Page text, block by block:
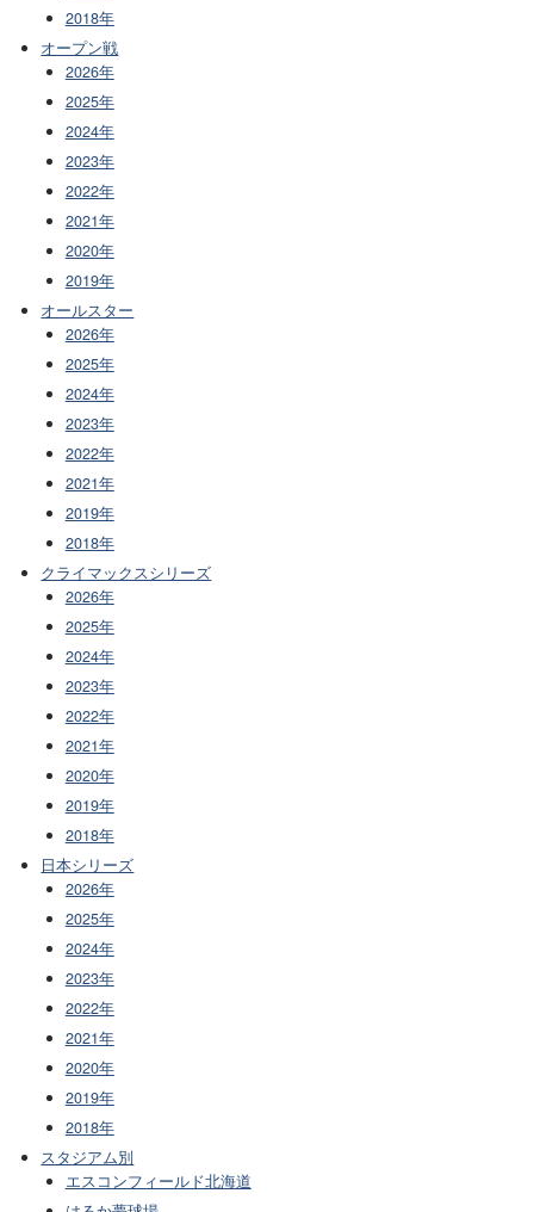
2018年
オープン戦
2026年
2025年
2024年
2023年
2022年
2021年
2020年
2019年
オールスター
2026年
2025年
2024年
2023年
2022年
2021年
2019年
2018年
クライマックスシリーズ
2026年
2025年
2024年
2023年
2022年
2021年
2020年
2019年
2018年
日本シリーズ
2026年
2025年
2024年
2023年
2022年
2021年
2020年
2019年
2018年
スタジアム別
エスコンフィールド北海道